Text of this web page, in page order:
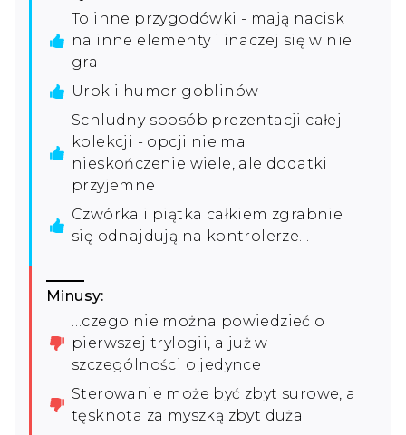
To inne przygodówki - mają nacisk
na inne elementy i inaczej się w nie
gra
Urok i humor goblinów
Schludny sposób prezentacji całej
kolekcji - opcji nie ma
nieskończenie wiele, ale dodatki
przyjemne
Czwórka i piątka całkiem zgrabnie
się odnajdują na kontrolerze…
Minusy:
…czego nie można powiedzieć o
pierwszej trylogii, a już w
szczególności o jedynce
Sterowanie może być zbyt surowe, a
tęsknota za myszką zbyt duża